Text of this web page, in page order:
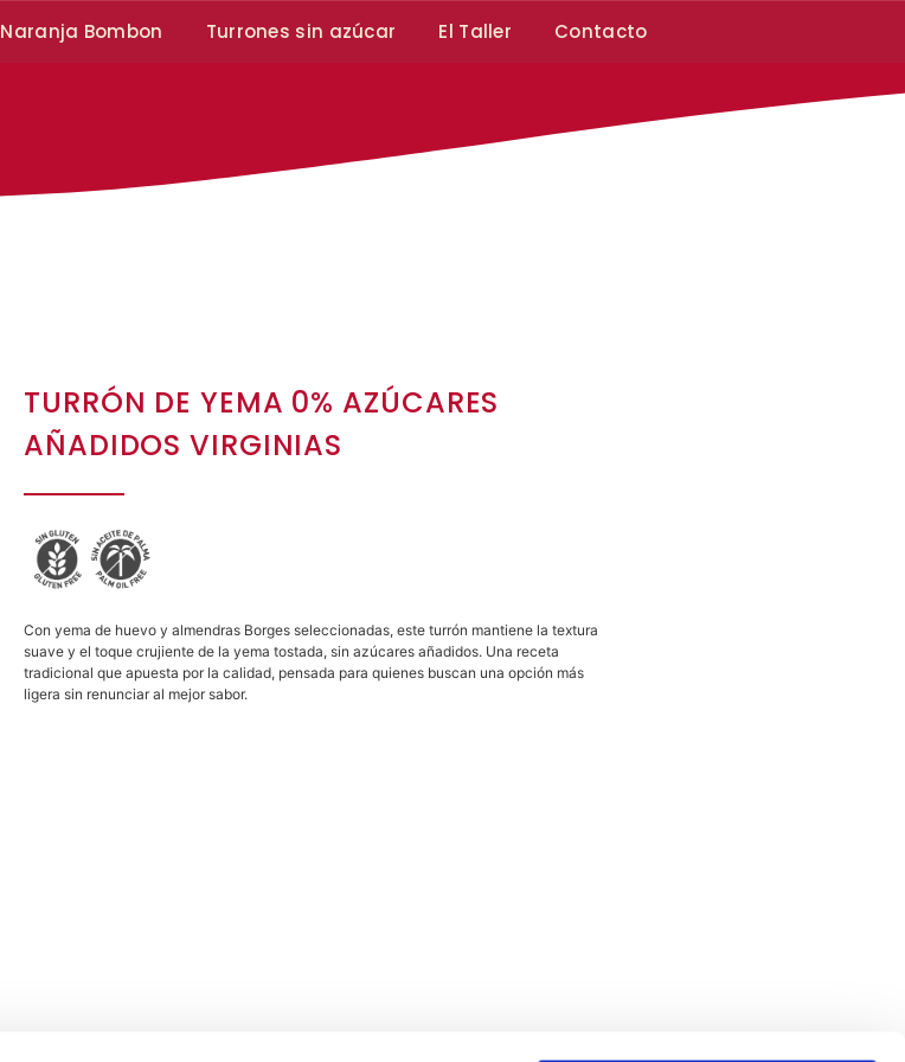
Naranja Bombon Turrones sin azúcar El Taller Contacto
TURRÓN DE YEMA 0% AZÚCARES
AÑADIDOS VIRGINIAS
Con yema de huevo y almendras Borges seleccionadas, este turrón mantiene la textura
suave y el toque crujiente de la yema tostada, sin azúcares añadidos. Una receta
tradicional que apuesta por la calidad, pensada para quienes buscan una opción más
ligera sin renunciar al mejor sabor.